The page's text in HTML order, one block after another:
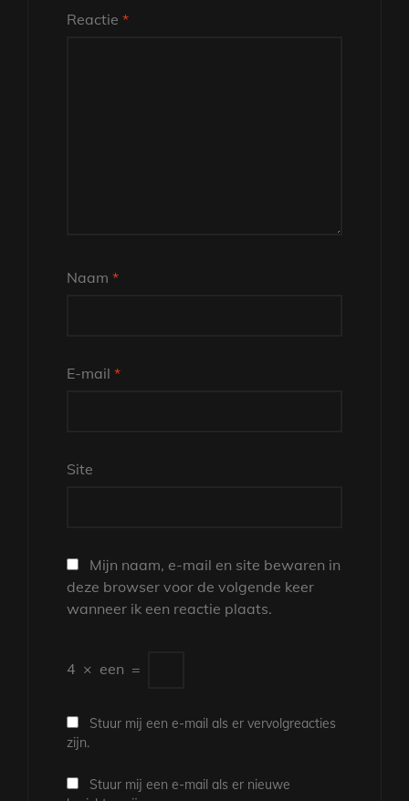
Reactie *
Naam *
E-mail *
Site
Mijn naam, e-mail en site bewaren in
deze browser voor de volgende keer
wanneer ik een reactie plaats.
4 × een =
Stuur mij een e-mail als er vervolgreacties
zijn.
Stuur mij een e-mail als er nieuwe